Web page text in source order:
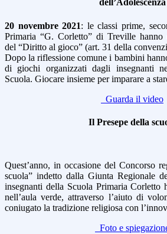
dell’Adolescenza
20 novembre 2021: le classi prime,
Primaria “G. Corletto” di Treville hanno
del “Diritto al gioco” (art. 31 della
Dopo la riflessione comune i bambini
di giochi organizzati dagli insegnanti
Scuola. Giocare insieme per imparare a
Guarda il video
Il Presepe della
Quest’anno, in occasione del Concorso
scuola” indetto dalla Giunta Regionale
insegnanti della Scuola Primaria Corletto
nell’aula verde, attraverso l’aiuto di
coniugato la tradizione religiosa con
Foto e